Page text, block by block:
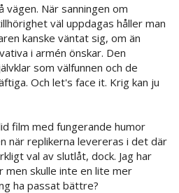
När sanningen om
väl uppdagas håller man
kanske väntat sig, om än
i armén önskar. Den
som välfunnen och de
Och let's face it. Krig kan ju
film med fungerande humor
när replikerna levereras i det där
val av slutlåt, dock. Jag har
skulle inte en lite mer
ha passat bättre?